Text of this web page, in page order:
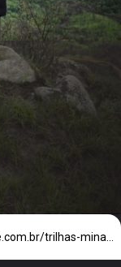
https://caminhadapassoforte.com.br/trilhas-minas-gerais/